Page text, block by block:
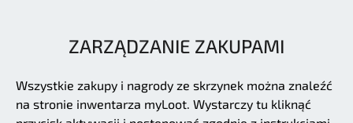
ZARZĄDZANIE ZAKUPAMI
Wszystkie zakupy i nagrody ze skrzynek można znaleźć
na stronie inwentarza myLoot. Wystarczy tu kliknąć